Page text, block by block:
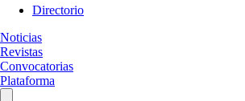
Directorio
Noticias
Revistas
Convocatorias
Plataforma